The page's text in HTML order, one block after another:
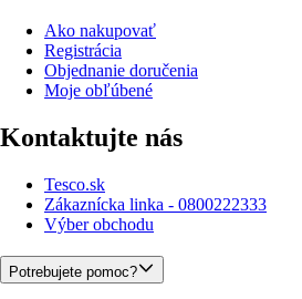
Ako nakupovať
Registrácia
Objednanie doručenia
Moje obľúbené
Kontaktujte nás
Tesco.sk
Zákaznícka linka - 0800222333
Výber obchodu
Potrebujete pomoc?